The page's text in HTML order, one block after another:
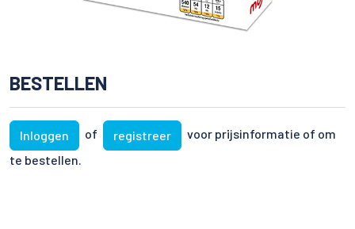
BESTELLEN
Inloggen of registreer
voor prijsinformatie of om
te bestellen.